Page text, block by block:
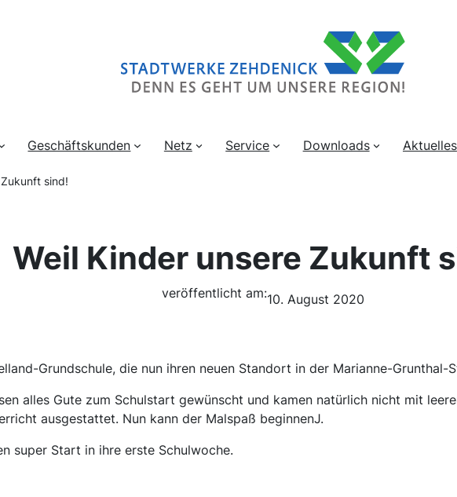
Geschäftskunden Netz Service Downloads Aktuelles
sind!
Weil Kinder unsere Zukunft
veröffentlicht am:10. August 2020
Grundschule, die nun ihren neuen Standort in der Marianne-
alles Gute zum Schulstart gewünscht und kamen natürlich nicht mit
ausgestattet. Nun kann der Malspaß beginnenJ.
super Start in ihre erste Schulwoche.